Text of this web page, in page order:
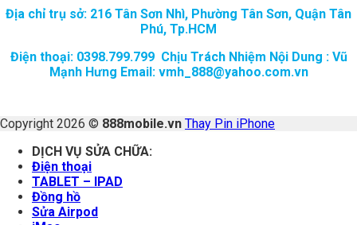
Địa chỉ trụ sở: 216 Tân Sơn Nhì, Phường Tân Sơn, Quận Tân
Phú, Tp.HCM
Điện thoại: 0398.799.799 Chịu Trách Nhiệm Nội Dung : Vũ
Mạnh Hưng Email: vmh_888@yahoo.com.vn
Copyright 2026 © 888mobile.vn Thay Pin iPhone
DỊCH VỤ SỬA CHỮA:
Điện thoại
TABLET – IPAD
Đồng hồ
Sửa Airpod